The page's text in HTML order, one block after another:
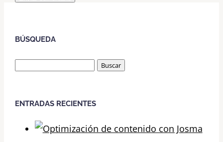
BÚSQUEDA
Buscar:
ENTRADAS RECIENTES